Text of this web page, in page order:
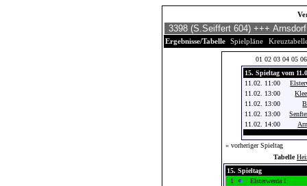
Ergebnisse/Tabelle Spielpläne
01 02 03 04 05 06
15. Spieltag vom
11.02. 11:00
11.02. 13:00
11.02. 13:00
11.02. 13:00
11.02. 14:00
« vorheriger Spieltag
Tabelle
15. Spieltag
1
Elsterwerda I